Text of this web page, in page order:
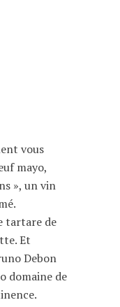
vous
mayo,
», un vin
tartare de
Et
Debon
domaine de